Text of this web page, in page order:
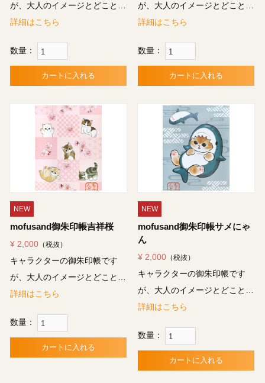
が、大人のイメージとどこと…
詳細はこちら
数量：
カートに入れる
が、大人のイメージとどこと…
詳細はこちら
数量：
カートに入れる
NEW
mofusand御朱印帳吉祥桜
¥ 2,000 （税抜）
キャラクターの御朱印帳です
が、大人のイメージとどこと…
詳細はこちら
数量：
カートに入れる
NEW
mofusand御朱印帳サメにゃ
ん
¥ 2,000 （税抜）
キャラクターの御朱印帳です
が、大人のイメージとどこと…
詳細はこちら
数量：
カートに入れる